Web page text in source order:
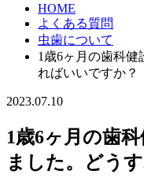
HOME
よくある質問
虫歯について
1歳6ヶ月の歯科
ればいいですか？
2023.07.10
1歳6ヶ月の歯
ました。どう